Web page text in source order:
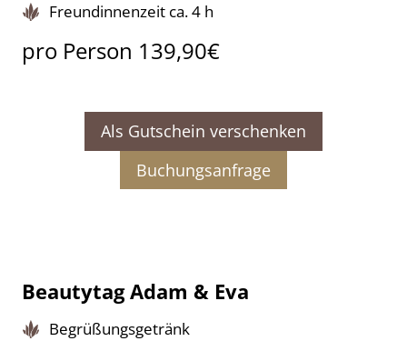
Freundinnenzeit ca. 4 h
pro Person 139,90€
Als Gutschein verschenken
Buchungsanfrage
Beautytag Adam & Eva
Begrüßungsgetränk